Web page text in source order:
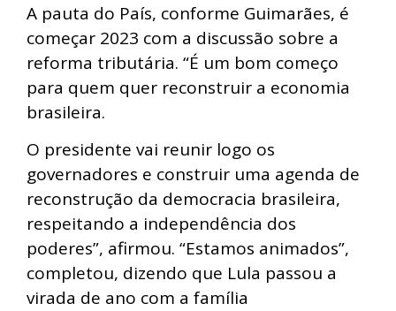
A pauta do País, conforme Guimarães, é
começar 2023 com a discussão sobre a
reforma tributária. “É um bom começo
para quem quer reconstruir a economia
brasileira.
O presidente vai reunir logo os
governadores e construir uma agenda de
reconstrução da democracia brasileira,
respeitando a independência dos
poderes”, afirmou. “Estamos animados”,
completou, dizendo que Lula passou a
virada de ano com a família